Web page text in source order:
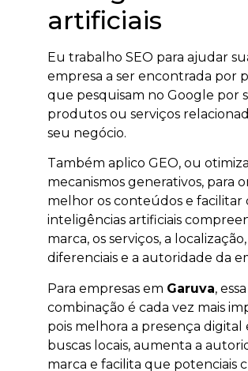
artificiais
Eu trabalho SEO para ajudar
empresa a ser encontrada por
que pesquisam no Google por
produtos ou serviços
seu negócio.
Também aplico GEO, ou
mecanismos generativos, para
melhor os conteúdos e facilitar
inteligências artificiais
marca, os serviços, a
diferenciais e a autoridade da
Para empresas em Garuva, essa
combinação é cada vez mais
pois melhora a presença digital
buscas locais, aumenta a
marca e facilita que potenciais